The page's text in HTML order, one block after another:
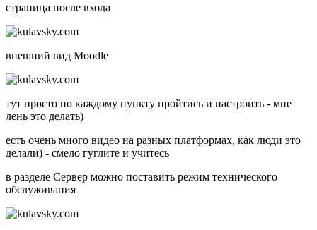
страница после входа
внешний вид Moodle
тут просто по каждому пункту пройтись и настроить - мне
лень это делать)
есть очень много видео на разных платформах, как люди это
делали) - смело гуглите и учитесь
в разделе Сервер можно поставить режим технического
обслуживания